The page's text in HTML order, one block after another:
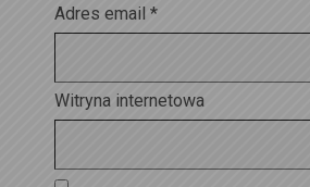
Adres email *
Witryna internetowa